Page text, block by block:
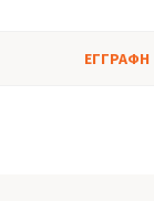
ΕΓΓΡΑΦΗ